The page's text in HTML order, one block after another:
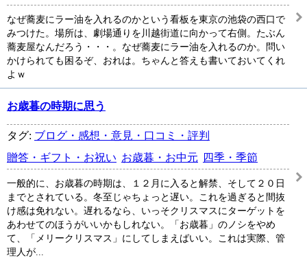
なぜ蕎麦にラー油を入れるのかという看板を東京の池袋の西口で
みつけた。場所は、劇場通りを川越街道に向かって右側。たぶん
蕎麦屋なんだろう・・・。なぜ蕎麦にラー油を入れるのか。問い
かけられても困るぞ、おれは。ちゃんと答えも書いておいてくれ
よｗ
お歳暮の時期に思う
タグ: ブログ・感想・意見・口コミ・評判
贈答・ギフト・お祝い お歳暮・お中元 四季・季節
一般的に、お歳暮の時期は、１２月に入ると解禁、そして２０日
までとされている。冬至じゃちょっと遅い。これを過ぎると間抜
け感は免れない。遅れるなら、いっそクリスマスにターゲットを
あわせてのほうがいいかもしれない。「お歳暮」のノシをやめ
て、「メリークリスマス」にしてしまえばいい。これは実際、管
理人が...